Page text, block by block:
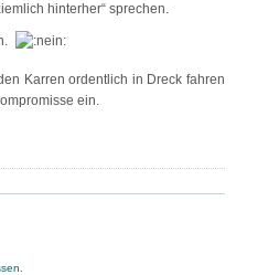
hinterher“ sprechen.
Karren ordentlich in Dreck fahren
ein.